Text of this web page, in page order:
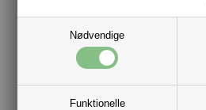
Nødvendige
Funktionelle
Størrelse: Flere Varianter fra
Materiale: 100% Læder